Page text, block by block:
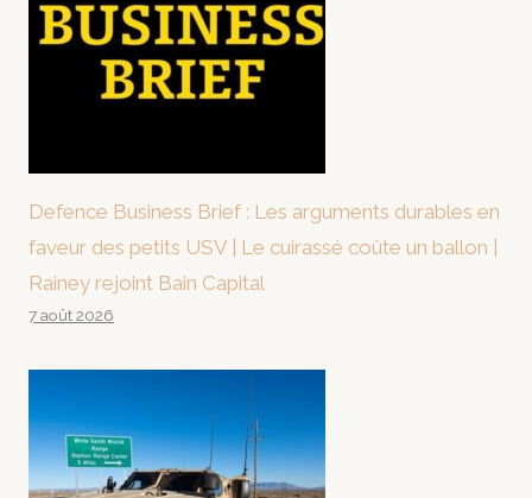
Defence Business Brief : Les arguments durables en
faveur des petits USV | Le cuirassé coûte un ballon |
Rainey rejoint Bain Capital
7 août 2026